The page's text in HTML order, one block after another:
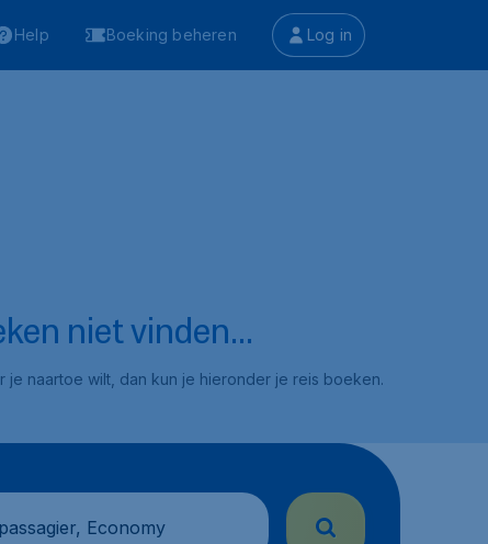
Help Boeking beheren Log in
niet vinden...
je naartoe wilt, dan kun je hieronder je reis boeken.
Economy